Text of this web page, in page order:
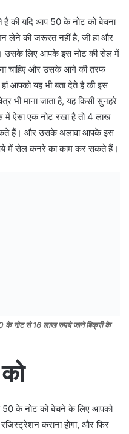
है की यदि आप 50 के नोट को बेचना
लेने की जरूरत नहीं है, जी हां और
उसके लिए आपके इस नोट की सेल में
चाहिए और उसके आगे की तरफ
हां आपको यह भी बता देते है की इस
भी माना जाता है, यह किसी सुनहरे
ऐसा एक नोट रखा है तो 4 लाख
हैं। और उसके अलावा आपके इस
में सेल कनरे का काम कर सकते हैं।
नोट से 16 लाख रुपये जाने बिक्री के
50 के नोट को बेचने के लिए आपको
कराना होगा, और फिर